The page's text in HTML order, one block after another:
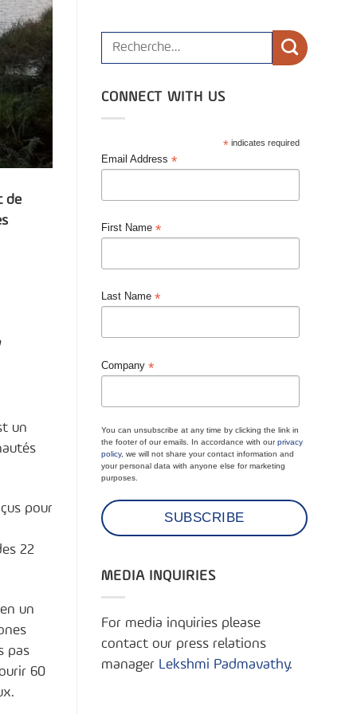
de
un
pour
22
un
pas
60
CONNECT WITH US
*indicates required
Email Address *
First Name *
Last Name *
Company *
You can unsubscribe at any time by clicking the link in
the footer of our emails. In accordance with ourprivacy
policy, we will not share your contact information and
your personal data with anyone else for marketing
purposes.
MEDIA INQUIRIES
For media inquiries please
contact our press relations
manager Lekshmi Padmavathy.